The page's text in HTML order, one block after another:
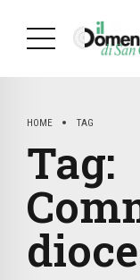
HOME TAG
Tag: